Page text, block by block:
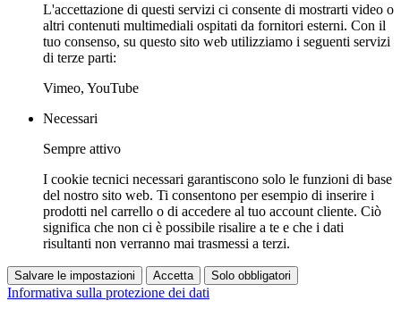
L'accettazione di questi servizi ci consente di mostrarti video o
altri contenuti multimediali ospitati da fornitori esterni. Con il
tuo consenso, su questo sito web utilizziamo i seguenti servizi
di terze parti:
Vimeo, YouTube
Necessari
Sempre attivo
I cookie tecnici necessari garantiscono solo le funzioni di base
del nostro sito web. Ti consentono per esempio di inserire i
prodotti nel carrello o di accedere al tuo account cliente. Ciò
significa che non ci è possibile risalire a te e che i dati
risultanti non verranno mai trasmessi a terzi.
Salvare le impostazioni Accetta Solo obbligatori
Informativa sulla protezione dei dati